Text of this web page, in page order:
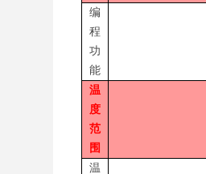
编
程
功
能
温
度
范
围
温